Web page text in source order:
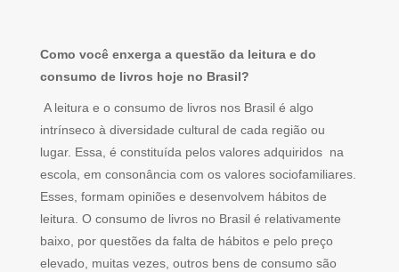
Como você enxerga a questão da leitura e do
consumo de livros hoje no Brasil?
A leitura e o consumo de livros nos Brasil é algo
intrínseco à diversidade cultural de cada região ou
lugar. Essa, é constituída pelos valores adquiridos na
escola, em consonância com os valores sociofamiliares.
Esses, formam opiniões e desenvolvem hábitos de
leitura. O consumo de livros no Brasil é relativamente
baixo, por questões da falta de hábitos e pelo preço
elevado, muitas vezes, outros bens de consumo são